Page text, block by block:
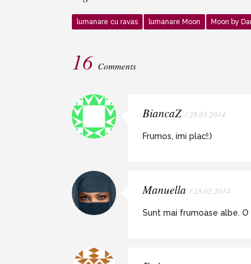
lumanare cu ravas lumanare Moon Moon by
16 Comments
BiancaZ / 28.05.2014
Frumos, imi plac!:)
Manuella / 28.05.2014
Sunt mai frumoase albe.